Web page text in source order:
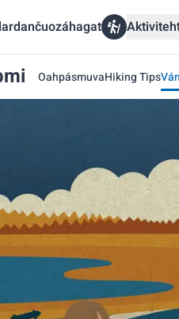
OahpásmuvaHiking Tips